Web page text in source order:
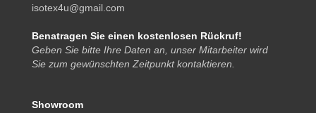
isotex4u@gmail.com
Benatragen Sie einen kostenlosen Rückruf!
Geben Sie bitte Ihre Daten an, unser Mitarbeiter wird
Sie zum gewünschten Zeitpunkt kontaktieren.
Showroom